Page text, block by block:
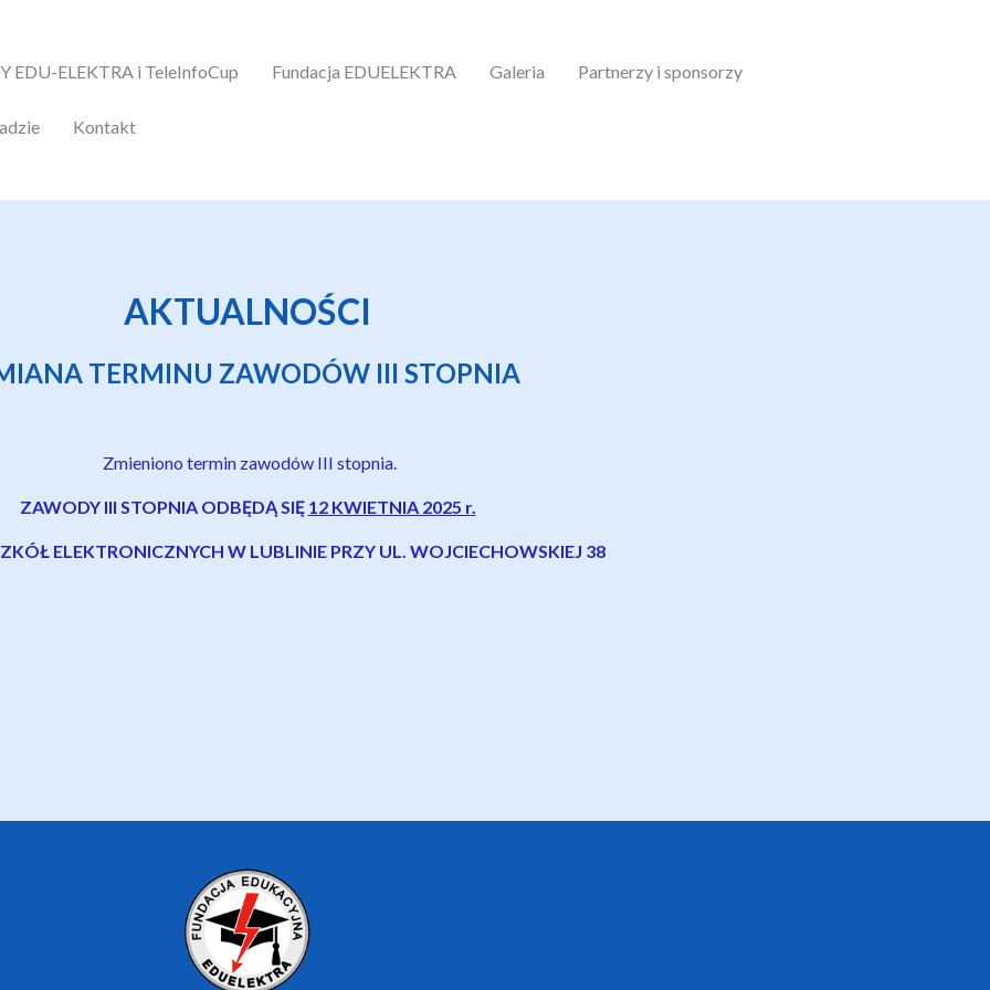
EDU-ELEKTRA i TeleInfoCup Fundacja EDUELEKTRA Galeria Partnerzy i sponsorzy
Kontakt
AKTUALNOŚCI
TERMINU ZAWODÓW III STOPNIA
Zmieniono termin zawodów III stopnia.
ZAWODY III STOPNIA ODBĘDĄ SIĘ 12 KWIETNIA 2025 r.
ELEKTRONICZNYCH W LUBLINIE PRZY UL. WOJCIECHOWSKIEJ 38